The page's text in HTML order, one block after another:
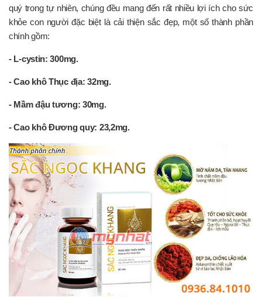
quý trong tự nhiên, chúng đều mang đến rất nhiều lợi ích cho sức
khỏe con người đặc biệt là cải thiện sắc đẹp, một số thành phần
chính gồm:
- L-cystin: 300mg.
- Cao khô Thục địa: 32mg.
- Mầm đậu tương: 30mg.
- Cao khô Đương quy: 23,2mg.